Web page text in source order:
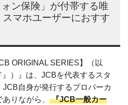
ォン保険」が付帯する唯
マホユーザーにおすす
ORIGINAL SERIES】（以
）』は、JCBを代表するスタ
JCB自身が発行するプロパーカ
ありながら、 『JCB一般カー